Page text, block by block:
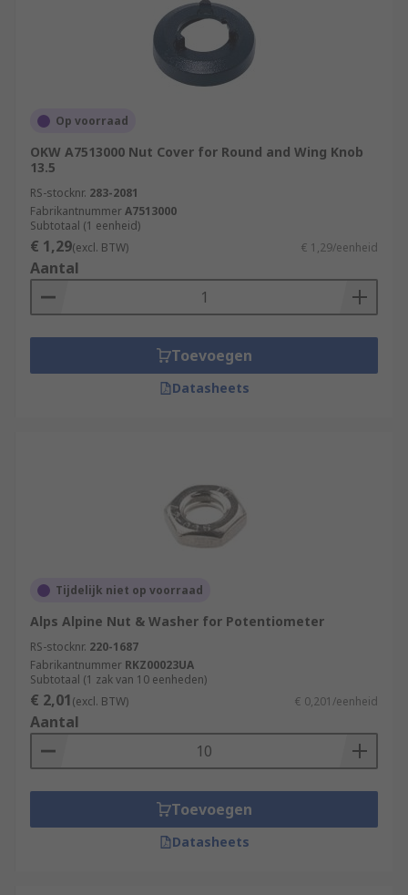
Op voorraad
OKW A7513000 Nut Cover for Round and Wing Knob
13.5
RS-stocknr. 283-2081
FabrikantnummerA7513000
Subtotaal (1 eenheid)
€ 1,29(excl. BTW) € 1,29/eenheid
Aantal
Toevoegen
Datasheets
Tijdelijk niet op voorraad
Alps Alpine Nut & Washer for Potentiometer
RS-stocknr. 220-1687
Fabrikantnummer RKZ00023UA
Subtotaal (1 zak van 10 eenheden)
€ 2,01(excl. BTW) € 0,201/eenheid
Aantal
Toevoegen
Datasheets